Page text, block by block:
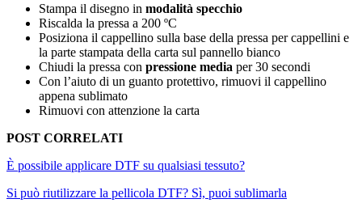
Stampa il disegno in modalità specchio
Riscalda la pressa a 200 ºC
Posiziona il cappellino sulla base della pressa per cappellini e
la parte stampata della carta sul pannello bianco
Chiudi la pressa con pressione media per30 secondi
Con l’aiuto di un guanto protettivo, rimuovi il cappellino
appena sublimato
Rimuovi con attenzione la carta
POST CORRELATI
È possibile applicare DTF su qualsiasi tessuto?
Si può riutilizzare la pellicola DTF? Sì, puoi sublimarla